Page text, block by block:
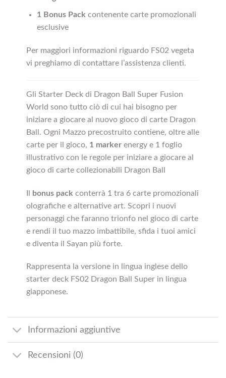
1 Bonus Pack contenente carte promozionali
esclusive
Per maggiori informazioni riguardo FS02 vegeta
vi preghiamo di contattare l’assistenza clienti.
Gli Starter Deck di Dragon Ball Super Fusion
World sono tutto ciò di cui hai bisogno per
iniziare a giocare al nuovo gioco di carte Dragon
Ball. Ogni Mazzo precostruito contiene, oltre alle
carte per il gioco, 1 marker energy e 1 foglio
illustrativo con le regole per iniziare a giocare al
gioco di carte collezionabili Dragon Ball
bonus pack conterrà 1 tra 6 carte promozionali
olografiche e alternative art. Scopri i nuovi
personaggi che faranno trionfo nel gioco di carte
e rendi il tuo mazzo imbattibile, sfida i tuoi amici
e diventa il Sayan più forte.
Rappresenta la versione in lingua inglese dello
starter deck FS02 Dragon Ball Super in lingua
giapponese.
Informazioni aggiuntive
Recensioni (0)